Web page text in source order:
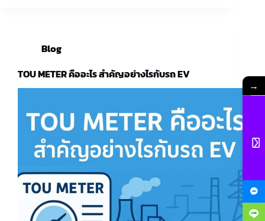
Blog
TOU METER คืออะไร สำคัญอย่างไรกับรถ EV
→